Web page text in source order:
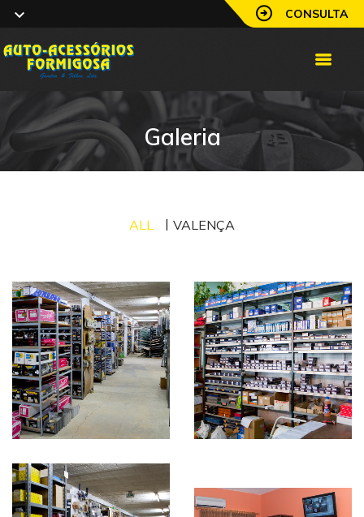
CONSULTA
Galeria
ALL VALENÇA